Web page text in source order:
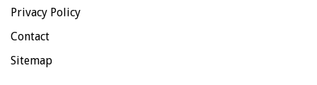
Privacy Policy
Contact
Sitemap